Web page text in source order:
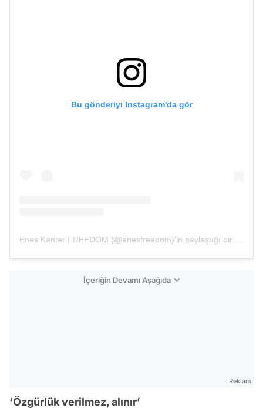
Bu gönderiyi Instagram'da gör
Enes Kanter FREEDOM (@enesfreedom)'in paylaştığı bir gönderi
İçeriğin Devamı Aşağıda
Reklam
‘Özgürlük verilmez, alınır’